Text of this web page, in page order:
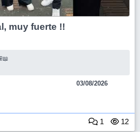
muy fuerte !!
: 📚🎒📖
03/08/2026
1 12